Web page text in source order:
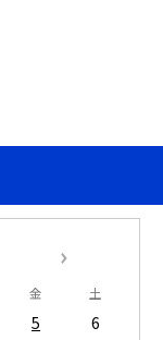
金 土
5
6